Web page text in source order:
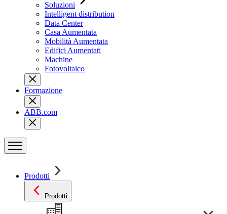
Soluzioni
Intelligent distribution
Data Center
Casa Aumentata
Mobilità Aumentata
Edifici Aumentati
Machine
Fotovoltaico
Formazione
ABB.com
Prodotti
Prodotti